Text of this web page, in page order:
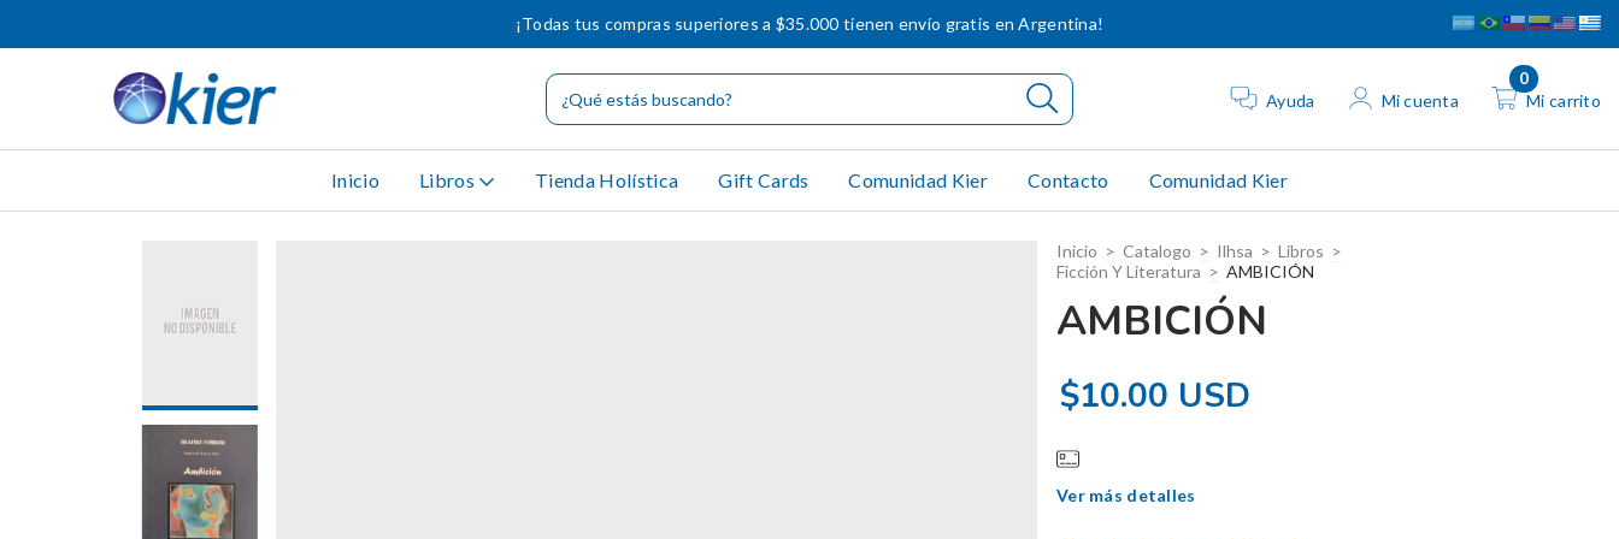
¡Todas tus compras superiores a $35.000 tienen envío gratis en Argentina!
Ayuda Mi cuenta Mi carrito
0
Inicio Libros Tienda Holística Gift Cards Comunidad Kier Contacto Comunidad Kier
Inicio > Catalogo > Ilhsa > Libros >
Ficción Y Literatura > AMBICIÓN
AMBICIÓN
$10.00 USD
Ver más detalles